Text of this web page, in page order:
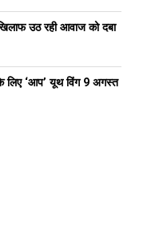
उठ रही आवाज को दबा
लिए ‘आप’ यूथ विंग 9 अगस्त